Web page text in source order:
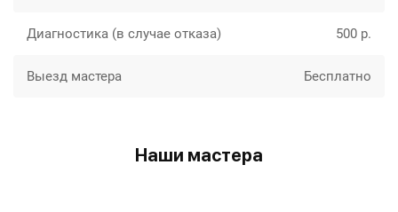
Диагностика (в случае отказа) 500 р.
Выезд мастера Бесплатно
Наши мастера